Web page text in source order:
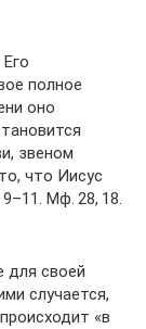
полное
оно
звеном
что Иисус
Мф. 28, 18.
для своей
случается,
«в